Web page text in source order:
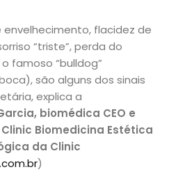
envelhecimento, flacidez de
“triste”, perda do
famoso “bulldog”
são alguns dos sinais
explica a
biomédica CEO e
Biomedicina Estética
da Clinic
)